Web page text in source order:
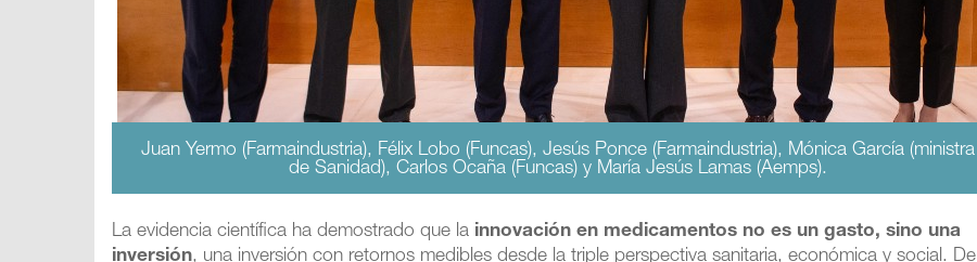
Juan Yermo (Farmaindustria), Félix Lobo (Funcas), Jesús Ponce (Farmaindustria), Mónica García (ministra
de Sanidad), Carlos Ocaña (Funcas) y María Jesús Lamas (Aemps).
La evidencia científica ha demostrado que la innovación en medicamentos no es un gasto, sino una
inversión, una inversión con retornos medibles desde la triple perspectiva sanitaria, económica y social. De